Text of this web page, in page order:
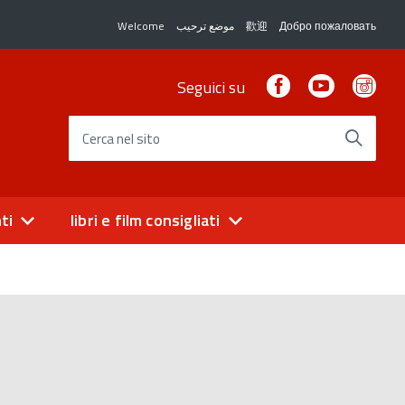
Welcome موضع ترحيب 歡迎 Добро пожаловать
Seguici su FacebookYoutube
Cerca nel sito
libri e film consigliati